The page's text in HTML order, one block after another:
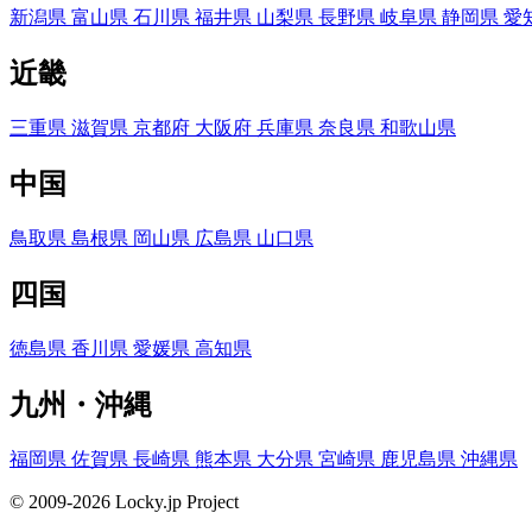
新潟県 富山県 石川県 福井県 山梨県 長野県 岐阜県 静岡県 愛
近畿
三重県 滋賀県 京都府 大阪府 兵庫県 奈良県 和歌山県
中国
鳥取県 島根県 岡山県 広島県 山口県
四国
徳島県 香川県 愛媛県 高知県
九州・沖縄
福岡県 佐賀県 長崎県 熊本県 大分県 宮崎県 鹿児島県 沖縄県
© 2009-2026 Locky.jp Project